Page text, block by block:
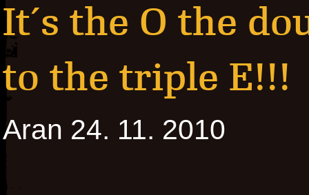
It´s the O the
to the triple E!!!
Aran 24. 11. 2010